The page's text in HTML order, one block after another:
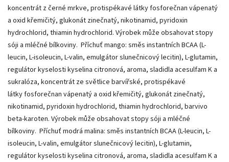
koncentrát z černé mrkve, protispékavé látky fosforečnan vápenatý
a oxid křemičitý, glukonát zinečnatý, nikotinamid, pyridoxin
hydrochlorid, thiamin hydrochlorid. Výrobek může obsahovat stopy
sóji a mléčné bílkoviny. Příchuť mango: směs instantních BCAA (L-
leucin, L-isoleucin, L-valin, emulgátor slunečnicový lecitin), L-glutamin,
regulátor kyselosti kyselina citronová, aroma, sladidla acesulfam K a
sukralóza, koncentrát ze světlice barvířské, protispékavé
látky fosforečnan vápenatý a oxid křemičitý, glukonát zinečnatý,
nikotinamid, pyridoxin hydrochlorid, thiamin hydrochlorid, barvivo
beta-karoten. Výrobek může obsahovat stopy sóji a mléčné
bílkoviny. Příchuť modrá malina: směs instantních BCAA (L-leucin, L-
isoleucin, L-valin, emulgátor slunečnicový lecitin), L-glutamin,
regulátor kyselosti kyselina citronová, aroma, sladidla acesulfam K a